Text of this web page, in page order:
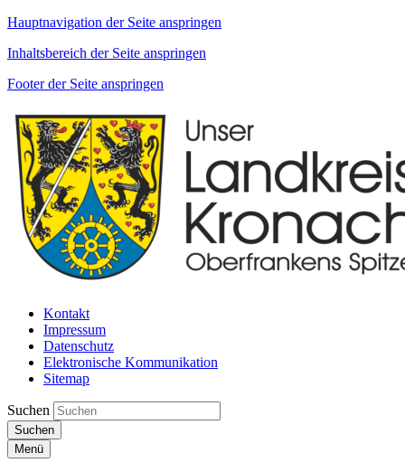
Hauptnavigation der Seite anspringen
Inhaltsbereich der Seite anspringen
Footer der Seite anspringen
Kontakt
Impressum
Datenschutz
Elektronische Kommunikation
Sitemap
Suchen
Suchen
Menü